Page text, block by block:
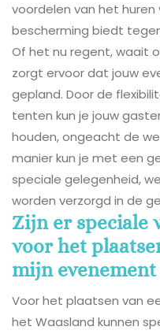
voordelen van het
bescherming biedt
Of het nu regent, waait
zorgt ervoor dat jouw
gepland. Door de
tenten kun je jouw
houden, ongeacht de
manier kun je met een
speciale gelegenheid,
worden verzorgd in de
Zijn er speciale
voor het
mijn evenement
Voor het plaatsen van
het Waasland kunnen